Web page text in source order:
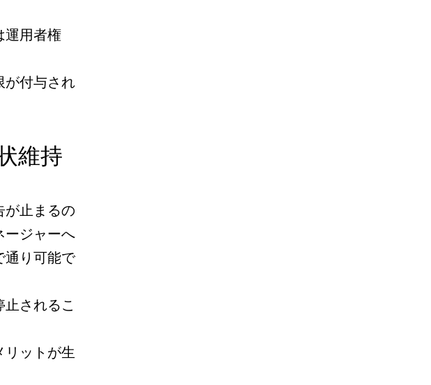
運用者権
が付与され
維持
が止まるの
ージャーへ
通り可能で
されるこ
リットが生